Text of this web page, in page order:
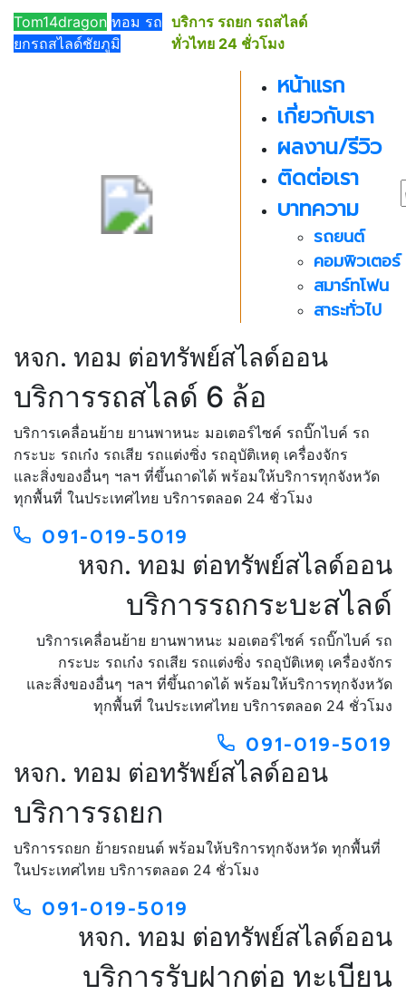
Tom14dragon ทอม รถ
ยกรถสไลด์ชัยภูมิ
บริการ รถยก รถสไลด์
ทั่วไทย 24 ชั่วโมง
หน้าแรก
เกี่ยวกับเรา
ผลงาน/รีวิว
ติดต่อเรา
บาทความ
รถยนต์
คอมพิวเตอร์
สมาร์ทโฟน
สาระทั่วไป
หจก. ทอม ต่อทรัพย์สไลด์ออน
บริการรถสไลด์ 6 ล้อ
บริการเคลื่อนย้าย ยานพาหนะ มอเตอร์ไซค์ รถบิ๊กไบค์ รถ
กระบะ รถเก๋ง รถเสีย รถแต่งซิ่ง รถอุบัติเหตุ เครื่องจักร
และสิ่งของอื่นๆ ฯลฯ ที่ขึ้นถาดได้ พร้อมให้บริการทุกจังหวัด
ทุกพื้นที่ ในประเทศไทย บริการตลอด 24 ชั่วโมง
091-019-5019
หจก. ทอม ต่อทรัพย์สไลด์ออน
บริการรถกระบะสไลด์
บริการเคลื่อนย้าย ยานพาหนะ มอเตอร์ไซค์ รถบิ๊กไบค์ รถ
กระบะ รถเก๋ง รถเสีย รถแต่งซิ่ง รถอุบัติเหตุ เครื่องจักร
และสิ่งของอื่นๆ ฯลฯ ที่ขึ้นถาดได้ พร้อมให้บริการทุกจังหวัด
ทุกพื้นที่ ในประเทศไทย บริการตลอด 24 ชั่วโมง
091-019-5019
หจก. ทอม ต่อทรัพย์สไลด์ออน
บริการรถยก
บริการรถยก ย้ายรถยนต์ พร้อมให้บริการทุกจังหวัด ทุกพื้นที่
ในประเทศไทย บริการตลอด 24 ชั่วโมง
091-019-5019
หจก. ทอม ต่อทรัพย์สไลด์ออน
บริการรับฝากต่อ ทะเบียน